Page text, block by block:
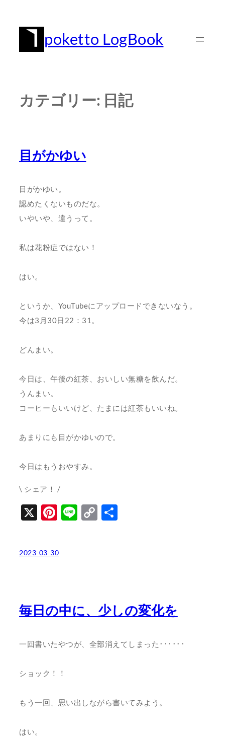
poketto LogBook
カテゴリー: 日記
目がかゆい
目がかゆい。
認めたくないものだな。
いやいや、違うって。
私は花粉症ではない！
はい。
というか、YouTubeにアップロードできないなう。
今は3月30日22：31。
どんまい。
今日は、午後の紅茶、おいしい無糖を飲んだ。
うんまい。
コーヒーもいいけど、たまには紅茶もいいね。
あまりにも目がかゆいので。
今日はもうおやすみ。
\ シェア！ /
X Pinterest
LineCopy
2023-03-30
毎日の中に、少しの変化を
一回書いたやつが、全部消えてしまった･･････
ショック！！
もう一回、思い出しながら書いてみよう。
はい。